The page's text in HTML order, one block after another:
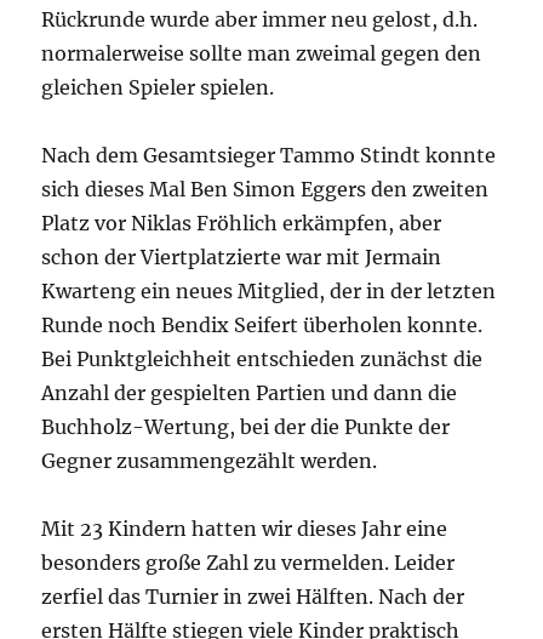
Rückrunde wurde aber immer neu gelost, d.h.
normalerweise sollte man zweimal gegen den
gleichen Spieler spielen.
Nach dem Gesamtsieger Tammo Stindt konnte
sich dieses Mal Ben Simon Eggers den zweiten
Platz vor Niklas Fröhlich erkämpfen, aber
schon der Viertplatzierte war mit Jermain
Kwarteng ein neues Mitglied, der in der letzten
Runde noch Bendix Seifert überholen konnte.
Bei Punktgleichheit entschieden zunächst die
Anzahl der gespielten Partien und dann die
Buchholz-Wertung, bei der die Punkte der
Gegner zusammengezählt werden.
Mit 23 Kindern hatten wir dieses Jahr eine
besonders große Zahl zu vermelden. Leider
zerfiel das Turnier in zwei Hälften. Nach der
ersten Hälfte stiegen viele Kinder praktisch